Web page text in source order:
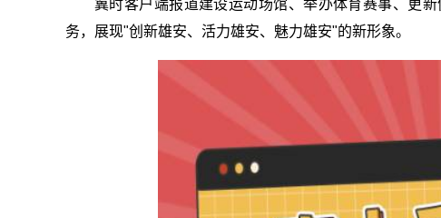
冀时客户端报道建设运动场馆、举办体育赛事、更
务，展现"创新雄安、活力雄安、魅力雄安"的新形象。